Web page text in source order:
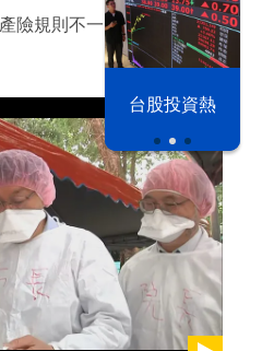
之下
台股投資熱
險規則不一、金管會喊賠